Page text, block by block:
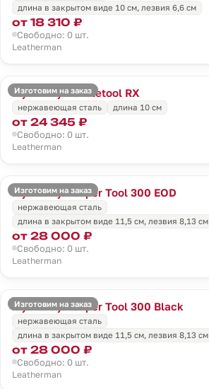
длина в закрытом виде 10 см, лезвия 6,6 см
от 18 310 ₽
Свободно: 0 шт.
Leatherman
Изготовим на заказ
Мультитул Skeletool RX
нержавеющая сталь
длина 10 см
от 24 345 ₽
Свободно: 0 шт.
Leatherman
Изготовим на заказ
Мультитул Super Tool 300 EOD
нержавеющая сталь
длина в закрытом виде 11,5 см, лезвия 8,13 см
от 28 000 ₽
Свободно: 0 шт.
Leatherman
Изготовим на заказ
Мультитул Super Tool 300 Black
нержавеющая сталь
длина в закрытом виде 11,5 см, лезвия 8,13 см
от 28 000 ₽
Свободно: 0 шт.
Leatherman